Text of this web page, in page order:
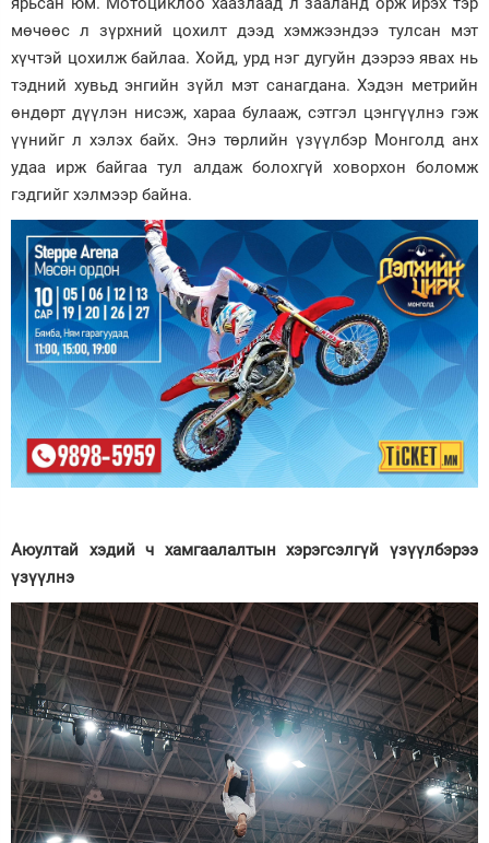
мөчөөс л зүрхний цохилт дээд хэмжээндээ тулсан мэт
хүчтэй цохилж байлаа. Хойд, урд нэг дугуйн дээрээ явах нь
тэдний хувьд энгийн зүйл мэт санагдана. Хэдэн метрийн
өндөрт дүүлэн нисэж, хараа булааж, сэтгэл цэнгүүлнэ гэж
үүнийг л хэлэх байх. Энэ төрлийн үзүүлбэр Монголд анх
удаа ирж байгаа тул алдаж болохгүй ховорхон боломж
гэдгийг хэлмээр байна.
Аюултай хэдий ч хамгаалалтын хэрэгсэлгүй үзүүлбэрээ
үзүүлнэ